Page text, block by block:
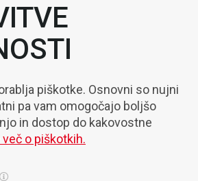
piškotke. Osnovni so nujni
pa vam omogočajo boljšo
in dostop do kakovostne
o piškotkih.